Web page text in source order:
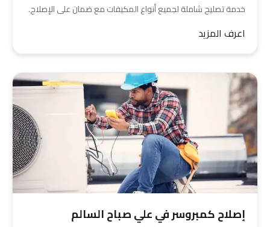
خدمة تصليح شاملة لجميع أنواع المكيفات مع ضمان على الإصلاح.
اعرف المزيد
إصلاح كمبروسر في علي صباح السالم